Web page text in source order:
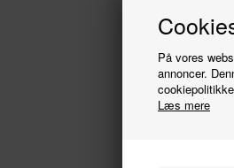
På vores
annoncer.
Læs mere